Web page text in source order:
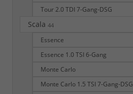
Tour 2.0 TDI 7-Gang-DSG
Scala 44
Essence
Essence 1.0 TSI 6-Gang
Monte Carlo
Monte Carlo 1.5 TSI 7-Gang-DSG